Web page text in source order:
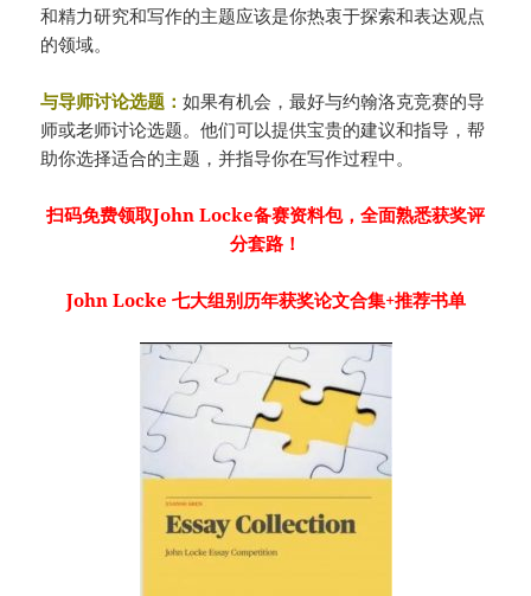
和精力研究和写作的主题应该是你热衷于探索和表达观点
的领域。
与导师讨论选题：如果有机会，最好与约翰洛克竞赛的导
师或老师讨论选题。他们可以提供宝贵的建议和指导，帮
助你选择适合的主题，并指导你在写作过程中。
扫码免费领取John Locke备赛资料包，全面熟悉获奖评
分套路！
John Locke 七大组别历年获奖论文合集+推荐书单